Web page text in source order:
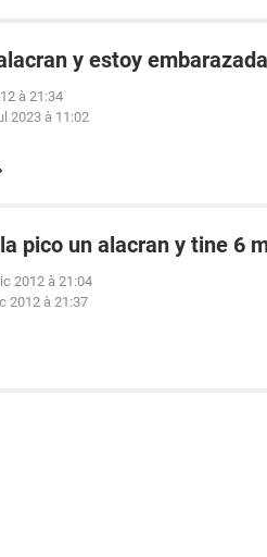
y estoy embarazada
à 21:34
2023 à 11:02
pico un alacran y tine 6
2012 à 21:04
2012 à 21:37